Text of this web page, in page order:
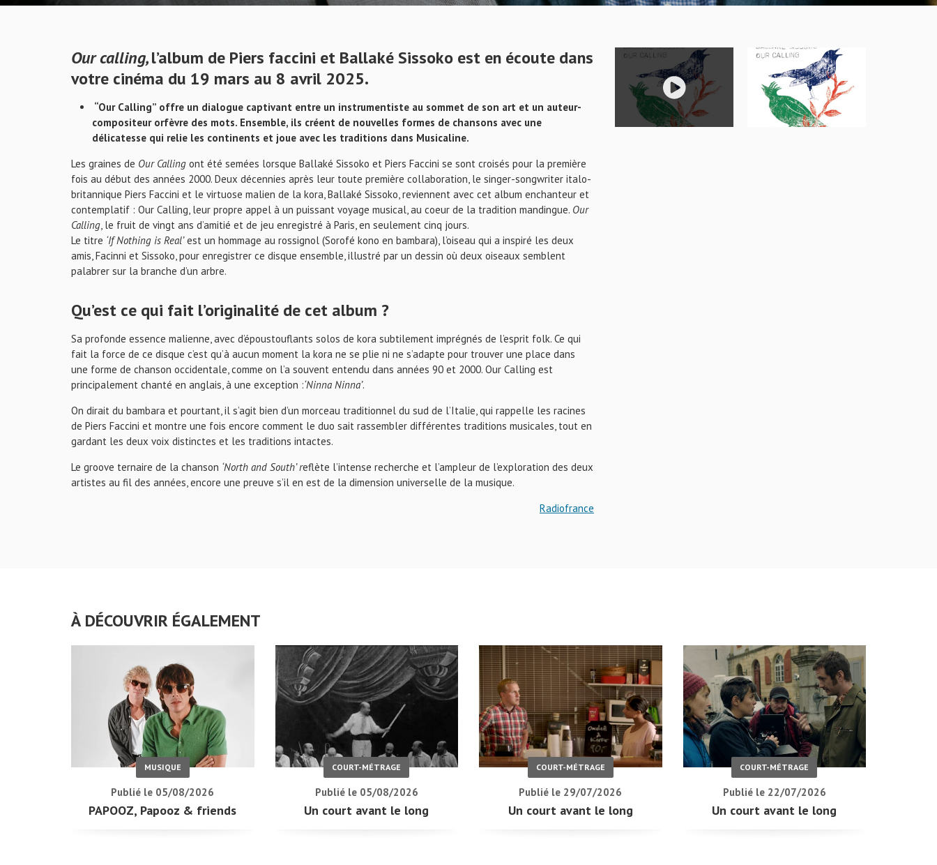
Our calling,l’album de Piers faccini et Ballaké Sissoko est en écoute dans
votre cinéma du 19 mars au 8 avril 2025.
“Our Calling” offre un dialogue captivant entre un instrumentiste au sommet de son art et un auteur-
compositeur orfèvre des mots. Ensemble, ils créent de nouvelles formes de chansons avec une
délicatesse qui relie les continents et joue avec les traditions dans Musicaline.
Les graines de Our Calling ont été semées lorsque Ballaké Sissoko et Piers Faccini se sont croisés pour la première
fois au début des années 2000. Deux décennies après leur toute première collaboration, le singer-songwriter italo-
britannique Piers Faccini et le virtuose malien de la kora, Ballaké Sissoko, reviennent avec cet album enchanteur et
contemplatif : Our Calling, leur propre appel à un puissant voyage musical, au coeur de la tradition mandingue. Our
Calling, le fruit de vingt ans d’amitié et de jeu enregistré à Paris, en seulement cinq jours.
Le titre ‘If Nothing is Real’est un hommage au rossignol (Sorofé kono en bambara), l’oiseau qui a inspiré les deux
amis, Facinni et Sissoko, pour enregistrer ce disque ensemble, illustré par un dessin où deux oiseaux semblent
palabrer sur la branche d’un arbre.
Qu’est ce qui fait l’originalité de cet album ?
Sa profonde essence malienne, avec d’époustouflants solos de kora subtilement imprégnés de l’esprit folk. Ce qui
fait la force de ce disque c’est qu’à aucun moment la kora ne se plie ni ne s’adapte pour trouver une place dans
une forme de chanson occidentale, comme on l’a souvent entendu dans années 90 et 2000. Our Calling est
principalement chanté en anglais, à une exception :‘Ninna Ninna’.
On dirait du bambara et pourtant, il s’agit bien d’un morceau traditionnel du sud de l’Italie, qui rappelle les racines
de Piers Faccini et montre une fois encore comment le duo sait rassembler différentes traditions musicales, tout en
gardant les deux voix distinctes et les traditions intactes.
Le groove ternaire de la chanson ‘North and South’ reflète l’intense recherche et l’ampleur de l’exploration des deux
artistes au fil des années, encore une preuve s’il en est de la dimension universelle de la musique.
Radiofrance
À DÉCOUVRIR ÉGALEMENT
MUSIQUE
Publié le 05/08/2026
PAPOOZ, Papooz & friends
COURT-MÉTRAGE
Publié le 05/08/2026
Un court avant le long
COURT-MÉTRAGE
Publié le 29/07/2026
Un court avant le long
COURT-MÉTRAGE
Publié le 22/07/2026
Un court avant le long